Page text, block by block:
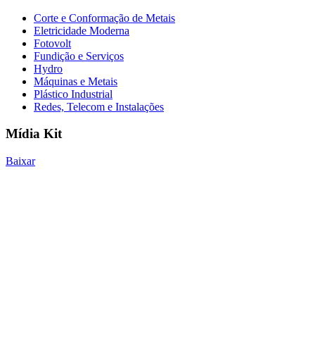
Corte e Conformação de Metais
Eletricidade Moderna
Fotovolt
Fundição e Serviços
Hydro
Máquinas e Metais
Plástico Industrial
Redes, Telecom e Instalações
Mídia Kit
Baixar